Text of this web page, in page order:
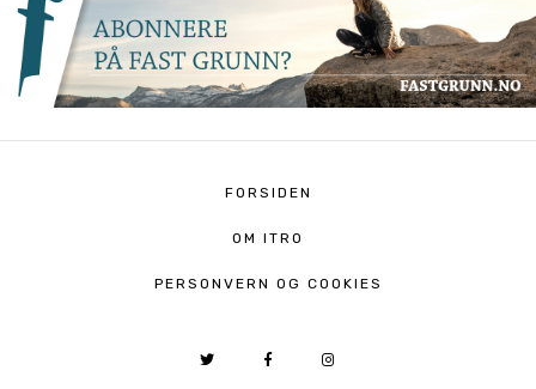
FORSIDEN
OM ITRO
PERSONVERN OG COOKIES